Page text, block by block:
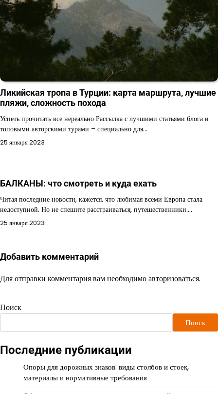
Ликийская тропа в Турции: карта маршрута, лучшие
пляжи, сложность похода
Успеть прочитать все нереально Рассылка с лучшими статьями блога и
топовыми авторскими турами – специально для…
25 января 2023
БАЛКАНЫ: что смотреть и куда ехать
Читая последние новости, кажется, что любимая всеми Европа стала
недоступной. Но не спешите расстраиваться, путешественники.…
25 января 2023
Добавить комментарий
Для отправки комментария вам необходимоавторизоваться.
Поиск
Поиск
Последние публикации
Опоры для дорожных знаков: виды столбов и стоек,
материалы и нормативные требования